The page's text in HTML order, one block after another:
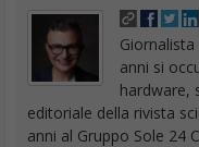
anni si
hardware,
editoriale della rivista
anni al Gruppo Sole 24